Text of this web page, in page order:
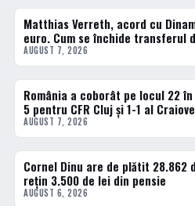
1 · TOP
Matthias Verreth, acord cu
euro. Cum se închide transferul
AUGUST 7, 2026
2 · TOP
România a coborât pe locul 22 în
5 pentru CFR Cluj și 1-1 al
AUGUST 7, 2026
3 · TOP
Cornel Dinu are de plătit 28.862
rețin 3.500 de lei din pensie
AUGUST 6, 2026